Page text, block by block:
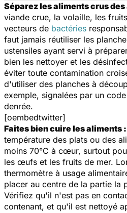
Séparez les aliments crus
viande crue, la volaille, les
vecteurs de bactéries
faut jamais réutiliser les
ustensiles ayant servi à
bien les nettoyer et les
éviter toute contamination
d'utiliser des planches à
exemple, signalées par un
denrée.
[oembedtwitter]
Faites bien cuire les aliments :
température des plats ou des
moins 70°C à cœur, surtout
les œufs et les fruits de mer.
thermomètre à usage
placer au centre de la partie la
Vérifiez qu'il n'est pas en
contenant, et qu'il est nettoyé